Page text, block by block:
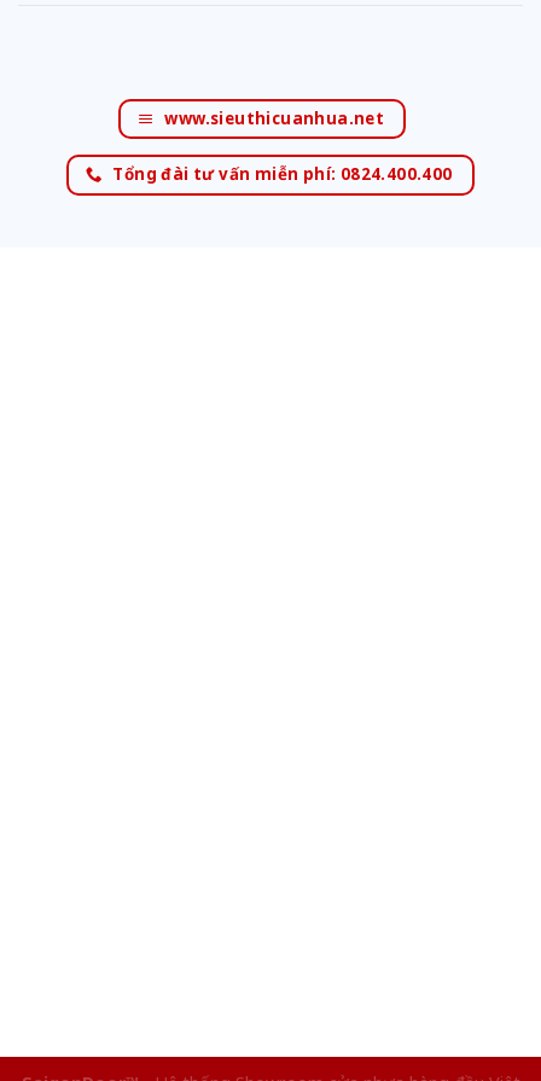
www.sieuthicuanhua.net
Tổng đài tư vấn miễn phí: 0824.400.400